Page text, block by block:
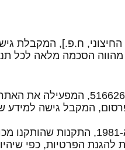
ח.פ.], המקבלת
הסכמה מלאה לכל
פרסום, המקבל גישה
1.3. "חוקי הגנת הפרטיות" – חוק הגנת הפרטיות,